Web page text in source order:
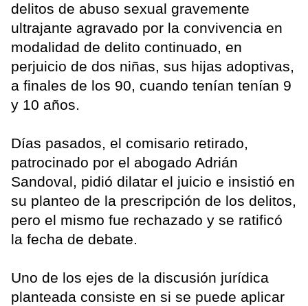
delitos de abuso sexual gravemente
ultrajante agravado por la convivencia en
modalidad de delito continuado, en
perjuicio de dos niñas, sus hijas adoptivas,
a finales de los 90, cuando tenían tenían 9
y 10 años.
Días pasados, el comisario retirado,
patrocinado por el abogado Adrián
Sandoval, pidió dilatar el juicio e insistió en
su planteo de la prescripción de los delitos,
pero el mismo fue rechazado y se ratificó
la fecha de debate.
Uno de los ejes de la discusión jurídica
planteada consiste en si se puede aplicar